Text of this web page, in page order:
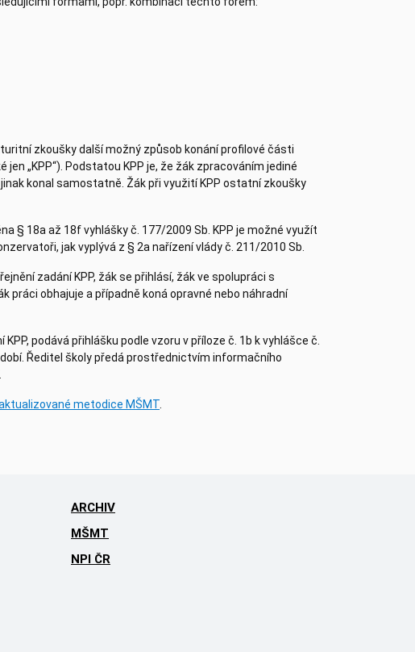
zkoušky další možný způsob konání profilové části
„KPP“). Podstatou KPP je, že žák zpracováním jediné
konal samostatně. Žák při využití KPP ostatní zkoušky
§ 18a až 18f vyhlášky č. 177/2009 Sb. KPP je možné využít
jak vyplývá z § 2a nařízení vlády č. 211/2010 Sb.
zadání KPP, žák se přihlásí, žák ve spolupráci s
práci obhajuje a případně koná opravné nebo náhradní
podává přihlášku podle vzoru v příloze č. 1b k vyhlášce č.
Ředitel školy předá prostřednictvím informačního
metodice MŠMT
ARCHIV
MŠMT
NPI ČR